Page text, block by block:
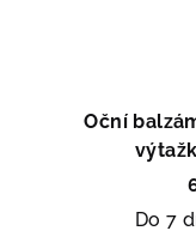
Oční
Do 7